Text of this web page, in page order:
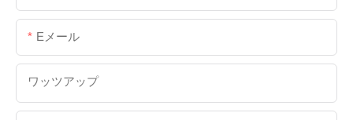
Eメール
ワッツアップ